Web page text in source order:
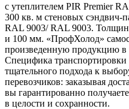
с утеплителем PIR Premier
300 кв. м стеновых сэндвич-
RAL 9003/ RAL 9003.
и 100 мм. «ПрофХолод»
произведенную продукцию в
Специфика транспортировки
тщательного подхода к
перевозчиков: заказывая
вы гарантированно
в целости и сохранности.